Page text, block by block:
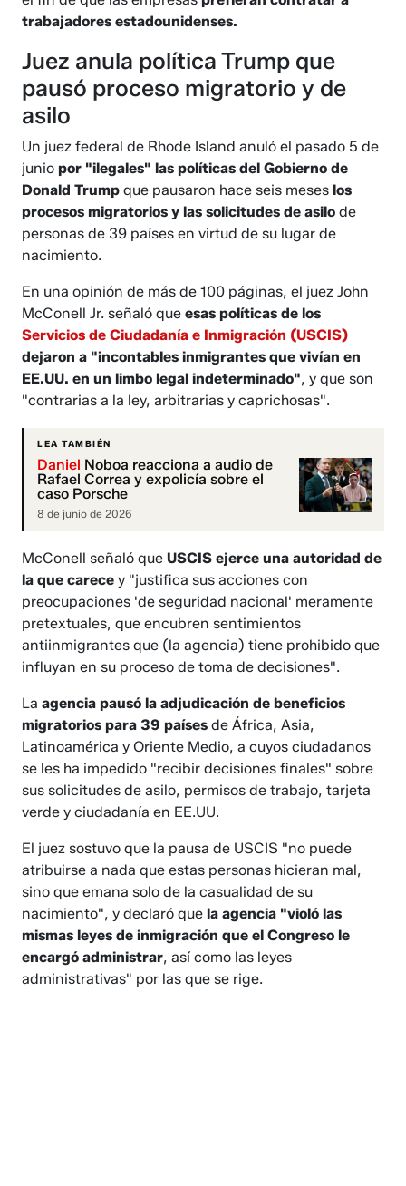
trabajadores estadounidenses.
Juez anula política Trump que
pausó proceso migratorio y de
asilo
Un juez federal de Rhode Island anuló el pasado 5 de
junio por "ilegales" las políticas del Gobierno de
Donald Trump que pausaron hace seis meses los
procesos migratorios y las solicitudes de asilode
personas de 39 países en virtud de su lugar de
nacimiento.
En una opinión de más de 100 páginas, el juez John
McConell Jr. señaló que esas políticas de los
Servicios de Ciudadanía e Inmigración (USCIS)
dejaron a "incontables inmigrantes que vivían en
EE.UU. en un limbo legal indeterminado", y que son
"contrarias a la ley, arbitrarias y caprichosas".
LEA TAMBIÉN
Daniel Noboa reacciona a audio de
Rafael Correa y expolicía sobre el
caso Porsche
8 de junio de 2026
McConell señaló queUSCIS ejerce una autoridad de
la que carece y "justifica sus acciones con
preocupaciones 'de seguridad nacional' meramente
pretextuales, que encubren sentimientos
antiinmigrantes que (la agencia) tiene prohibido que
influyan en su proceso de toma de decisiones".
Laagencia pausó la adjudicación de beneficios
migratorios para 39 países de África, Asia,
Latinoamérica y Oriente Medio, a cuyos ciudadanos
se les ha impedido "recibir decisiones finales" sobre
sus solicitudes de asilo, permisos de trabajo, tarjeta
verde y ciudadanía en EE.UU.
El juez sostuvo que la pausa de USCIS "no puede
atribuirse a nada que estas personas hicieran mal,
sino que emana solo de la casualidad de su
nacimiento", y declaró que la agencia "violó las
mismas leyes de inmigración que el Congreso le
encargó administrar, así como las leyes
administrativas" por las que se rige.